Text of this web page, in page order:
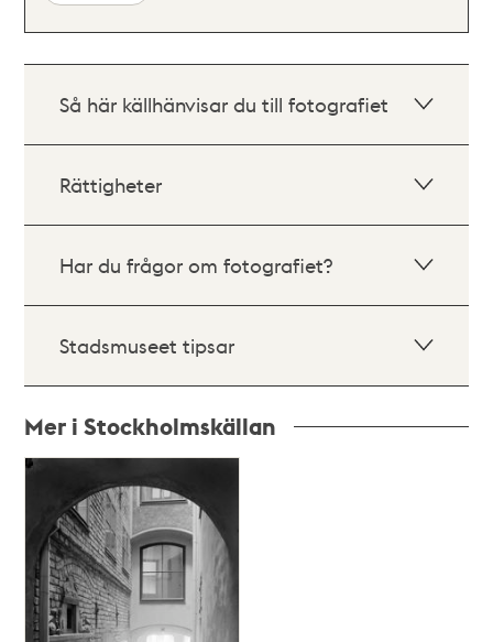
Så här källhänvisar du till fotografiet
Rättigheter
Har du frågor om fotografiet?
Stadsmuseet tipsar
Mer i Stockholmskällan
Relaterade
teman